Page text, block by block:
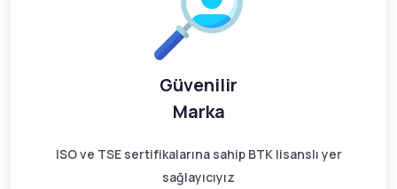
Güvenilir
Marka
ISO ve TSE sertifikalarına sahip BTK lisanslı yer
sağlayıcıyız